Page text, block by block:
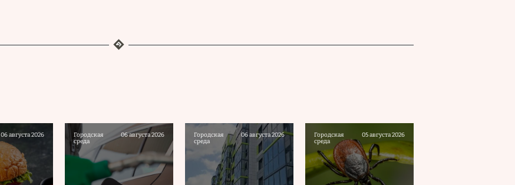
06 августа 2026
Городская
среда
06 августа 2026
Городская
среда
06 августа 2026
Городская
среда
05 августа 2026